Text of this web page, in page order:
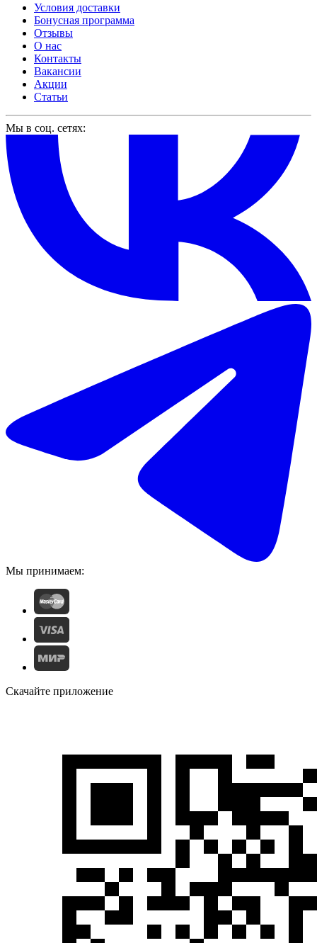
Условия доставки
Бонусная программа
Отзывы
О нас
Контакты
Вакансии
Акции
Статьи
Мы в соц. сетях:
Мы принимаем:
Скачайте приложение